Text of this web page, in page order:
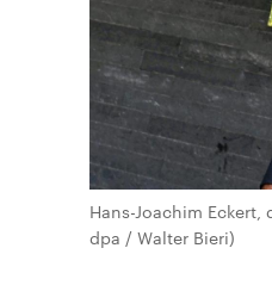
Hans-Joachim
dpa / Walter Bieri)